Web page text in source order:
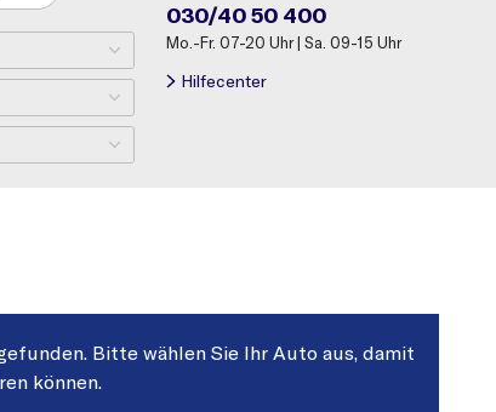
030/40 50 400
Mo.-Fr. 07-20 Uhr | Sa. 09-15 Uhr
Hilfecenter
Bitte wählen Sie Ihr Auto aus, damit
können.